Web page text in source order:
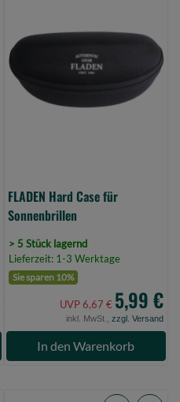
Case
für
Sonnenbrillen
(Bild
FLADEN Hard Case für
Sonnenbrillen
> 5 Stück lagernd
Lieferzeit: 1-3 Werktage
Sie sparen 10%
UVP 6,67 € 5,99 €
inkl. MwSt., zzgl. Versand
In den Warenkorb